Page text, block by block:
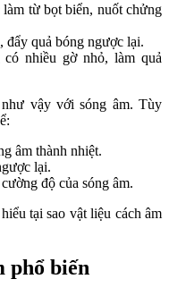
từ bọt biển, nuốt chửng
đẩy quả bóng ngược lại.
nhiều gờ nhỏ, làm quả
vậy với sóng âm. Tùy
âm thành nhiệt.
lại.
độ của sóng âm.
tại sao vật liệu cách âm
phổ biến